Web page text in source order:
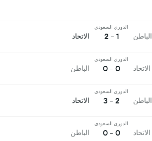
الباطن
الدوري السعودي
1 - 2 الاتحاد
الاتحاد
الدوري السعودي
0 - 0 الباطن
الباطن
الدوري السعودي
2 - 3 الاتحاد
الاتحاد
الدوري السعودي
0 - 0 الباطن